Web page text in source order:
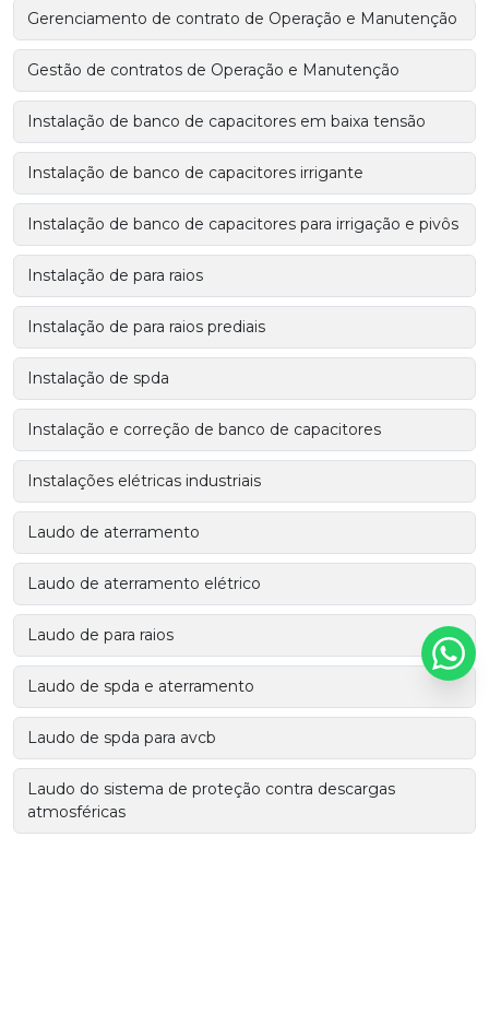
Gerenciamento de contrato de Operação e Manutenção
Gestão de contratos de Operação e Manutenção
Instalação de banco de capacitores em baixa tensão
Instalação de banco de capacitores irrigante
Instalação de banco de capacitores para irrigação e pivôs
Instalação de para raios
Instalação de para raios prediais
Instalação de spda
Instalação e correção de banco de capacitores
Instalações elétricas industriais
Laudo de aterramento
Laudo de aterramento elétrico
Laudo de para raios
Laudo de spda e aterramento
Laudo de spda para avcb
Laudo do sistema de proteção contra descargas
atmosféricas